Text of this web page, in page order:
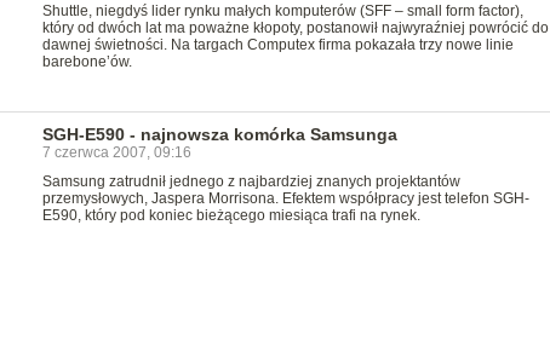
Shuttle, niegdyś lider rynku małych komputerów (SFF – small form factor),
który od dwóch lat ma poważne kłopoty, postanowił najwyraźniej powrócić do
dawnej świetności. Na targach Computex firma pokazała trzy nowe linie
barebone’ów.
SGH-E590 - najnowsza komórka Samsunga
7 czerwca 2007, 09:16
Samsung zatrudnił jednego z najbardziej znanych projektantów
przemysłowych, Jaspera Morrisona. Efektem współpracy jest telefon SGH-
E590, który pod koniec bieżącego miesiąca trafi na rynek.